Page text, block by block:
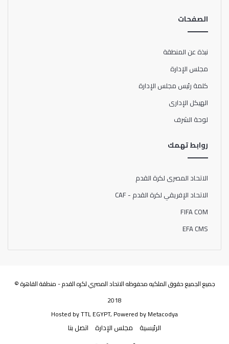
الصفحات
نبذة عن المنطقة
مجلس الإدارة
كلمة رئيس مجلس الإدارة
الهيكل الإدارى
لوحة الشرف
روابط تهمك
الاتحاد المصرى لكرة القدم
الاتحاد الإفريقي لكرة القدم - CAF
FIFA COM
EFA CMS
جميع الجميع حقوق الملكيه محفوظه الاتحاد المصري لكره القدم - منطقة القاهرة ©
2018
Hosted byTTL EGYPT, Powered byMetacodya
الرئيسية مجلس الإدارة اتصل بنا